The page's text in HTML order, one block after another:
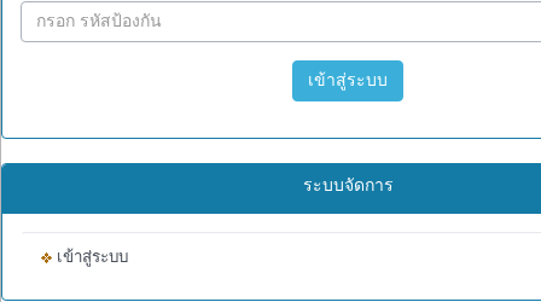
เข้าสู่ระบบ
ระบบจัดการ
เข้าสู่ระบบ